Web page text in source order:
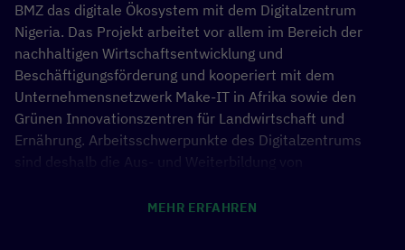
BMZ das digitale Ökosystem mit dem Digitalzentrum
Nigeria. Das Projekt arbeitet vor allem im Bereich der
nachhaltigen Wirtschaftsentwicklung und
Beschäftigungsförderung und kooperiert mit dem
Unternehmensnetzwerk Make-IT in Afrika sowie den
Grünen Innovationszentren für Landwirtschaft und
Ernährung. Arbeitsschwerpunkte des Digitalzentrums
sind deshalb die Aus- und Weiterbildung von
Sektor. Dies geschieht durch eine enge Verzahnung von
MEHR ERFAHREN